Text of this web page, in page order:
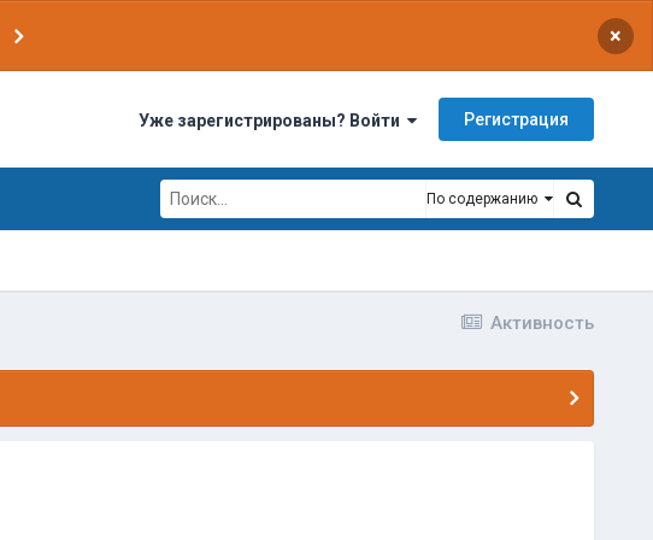
×
Уже зарегистрированы? Войти Регистрация
По содержанию
Активность